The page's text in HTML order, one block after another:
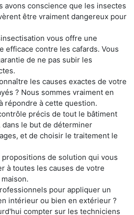
avons conscience que les insectes
être vraiment dangereux pour
vous offre une
efficace contre les cafards. Vous
de ne pas subir les
les causes exactes de votre
? Nous sommes vraiment en
répondre à cette question.
précis de tout le bâtiment
le but de déterminer
et de choisir le traitement le
de solution qui vous
à toutes les causes de votre
pour appliquer un
intérieur ou bien en extérieur ?
compter sur les techniciens